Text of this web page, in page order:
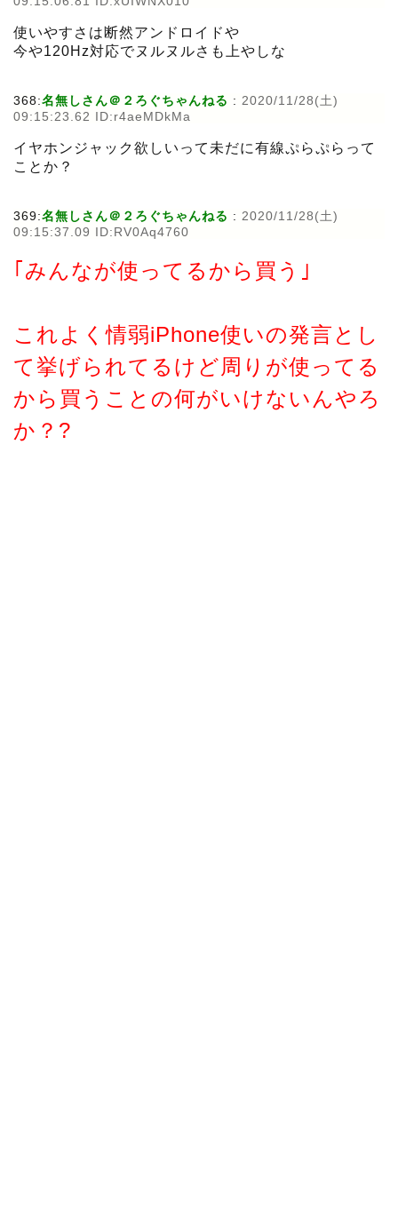
使いやすさは断然アンドロイドや
今や120Hz対応でヌルヌルさも上やしな
368:名無しさん＠２ろぐちゃんねる : 2020/11/28(土)
09:15:23.62 ID:r4aeMDkMa
イヤホンジャック欲しいって未だに有線ぷらぷらって
ことか？
369:名無しさん＠２ろぐちゃんねる : 2020/11/28(土)
09:15:37.09 ID:RV0Aq4760
｢みんなが使ってるから買う｣
これよく情弱iPhone使いの発言とし
て挙げられてるけど周りが使ってる
から買うことの何がいけないんやろ
か？?